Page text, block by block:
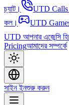
চ্যাট।
UTD
কল।
UTD
UTD আপনার এজেন্সি
Pricingআমাদের সম্পর্কে
সাইন ইনশুরু করুন